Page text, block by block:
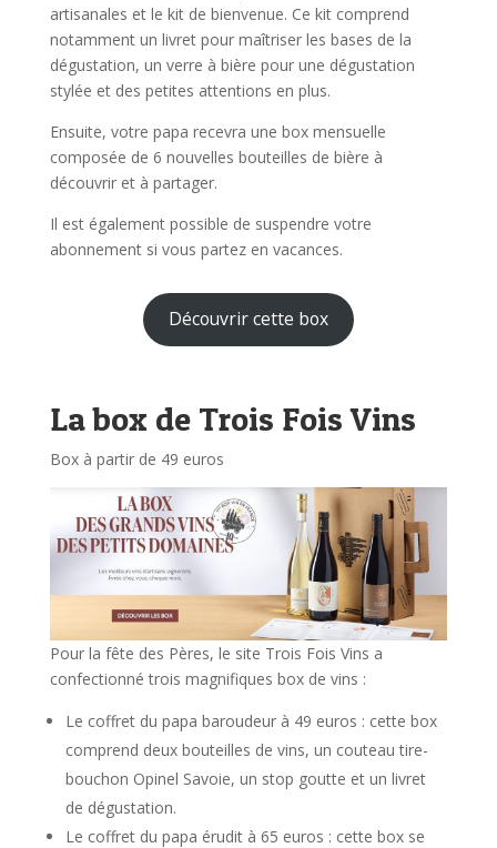
artisanales et le kit de bienvenue. Ce kit comprend
notamment un livret pour maîtriser les bases de la
dégustation, un verre à bière pour une dégustation
stylée et des petites attentions en plus.
Ensuite, votre papa recevra une box mensuelle
composée de 6 nouvelles bouteilles de bière à
découvrir et à partager.
Il est également possible de suspendre votre
abonnement si vous partez en vacances.
Découvrir cette box
La box de Trois Fois Vins
Box à partir de 49 euros
Pour la fête des Pères, le site Trois Fois Vins a
confectionné trois magnifiques box de vins :
Le coffret du papa baroudeur à 49 euros : cette box
comprend deux bouteilles de vins, un couteau tire-
bouchon Opinel Savoie, un stop goutte et un livret
de dégustation.
Le coffret du papa érudit à 65 euros : cette box se